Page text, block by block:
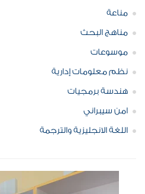
مناعة
مناهج البحث
موسوعات
نظم معلومات إدارية
هندسة برمجيات
امن سيبراني
اللغة الانجليزية والترجمة